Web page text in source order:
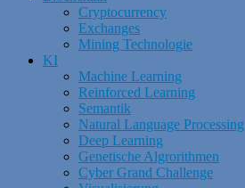
Cryptocurrency
Exchanges
Mining Technologie
KI
Machine Learning
Reinforced Learning
Semantik
Natural Language Processing
Deep Learning
Genetische Algrorithmen
Cyber Grand Challenge